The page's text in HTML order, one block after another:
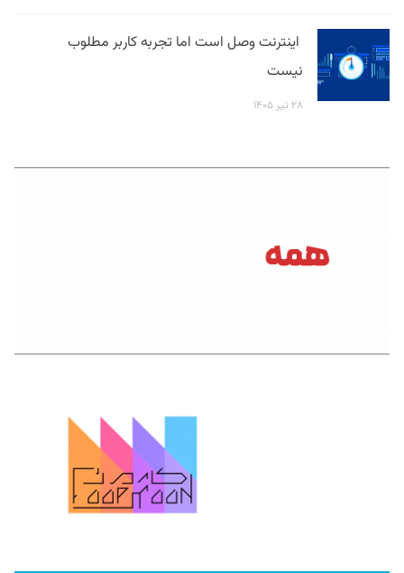
اینترنت وصل است اما تجربه کاربر مطلوب
نیست
۲۸ تیر ۱۴۰۵